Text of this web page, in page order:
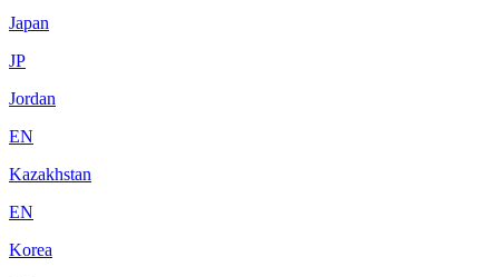
Japan
JP
Jordan
EN
Kazakhstan
EN
Korea